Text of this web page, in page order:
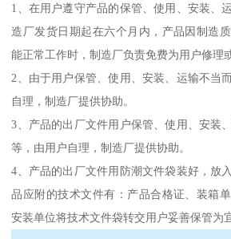
1、在用户遵守产品的保管、使用、安装、
造厂发货日期起在六个月内，产品因制造
能正常工作时，制造厂负责免费为用户修理
2、由于用户保管、使用、安装、运输不当
自理，制造厂提供协助。
3、产品的出厂文件用户保管、使用、安装
等，由用户自理，制造厂提供协助。
4、产品的出厂文件用防潮文件袋装好，放
品应附的技术文件有：产品合格证、装箱
安装单位将技术文件袋转交用户妥善保管为